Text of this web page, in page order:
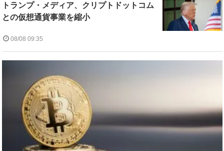
トランプ・メディア、クリプトドットコム
との仮想通貨事業を縮小
08/08 09:35